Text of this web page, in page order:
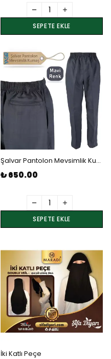
SEPETE EKLE
Şalvar Pantolon Mevsimlik Kumaş - Mavi 1 Numara Beden
₺ 650.00
SEPETE EKLE
İki Katlı Peçe